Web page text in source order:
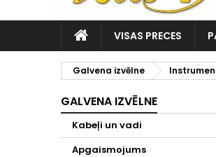
VISAS PRECES
Galvena izvēlne
GALVENA IZVĒLNE
Kabeļi un vadi
Apgaismojums